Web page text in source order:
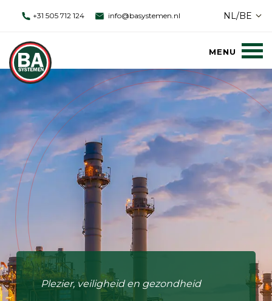
+31 505 712 124 info@basystemen.nl NL/BE
Plezier, veiligheid en gezondheid